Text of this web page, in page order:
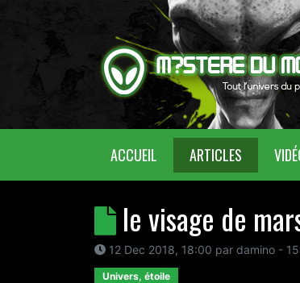
ACCUEIL (CURRENT)ARTICLES
le visage de
12 Dec 2018, 18:00 par damino -
Univers, étoile